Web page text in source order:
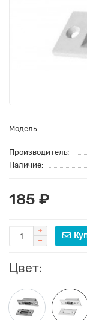
Модель:
Производитель:
Наличие:
185 ₽
Цвет: